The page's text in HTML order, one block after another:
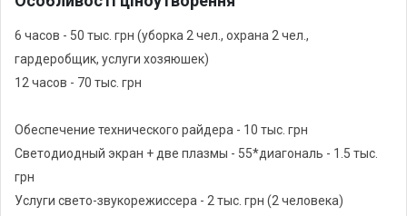
6 часов - 50 тыс. грн (уборка 2 чел., охрана 2 чел.,
гардеробщик, услуги хозяюшек)
12 часов - 70 тыс. грн
Обеспечение технического райдера - 10 тыс. грн
Светодиодный экран + две плазмы - 55*диагональ - 1.5 тыс.
грн
Услуги свето-звукорежиссера - 2 тыс. грн (2 человека)